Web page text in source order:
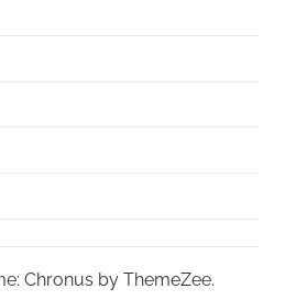
Chronus by ThemeZee.